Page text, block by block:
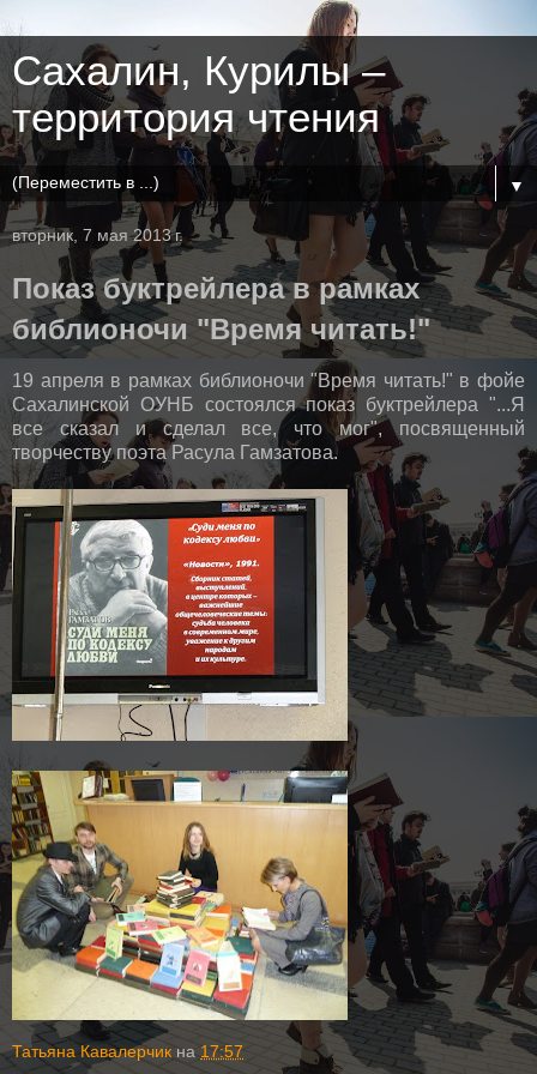
Сахалин, Курилы –
территория чтения
▼
вторник, 7 мая 2013 г.
Показ буктрейлера в рамках
библионочи "Время читать!"
19 апреля в рамках библионочи "Время читать!" в фойе
Сахалинской ОУНБ состоялся показ буктрейлера "...Я
все сказал и сделал все, что мог", посвященный
творчеству поэта Расула Гамзатова.
Татьяна Кавалерчик на 17:57